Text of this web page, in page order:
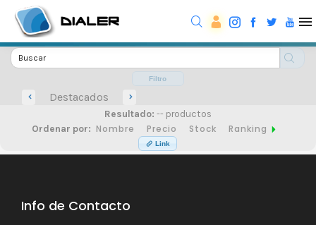
Filtro
Destacados
Resultado: -- productos
Ordenar por: Nombre Precio Stock Ranking
Link
Info de Contacto